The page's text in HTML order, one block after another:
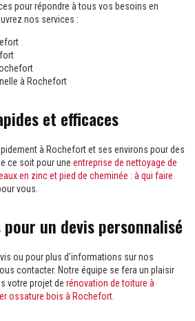
pour répondre à tous vos besoins en
nos services :
à Rochefort
et efficaces
à Rochefort et ses environs pour des
ce soit pour une entreprise de nettoyage de
en zinc et pied de cheminée : à qui faire
vous.
un devis personnalisé
ou pour plus d'informations sur nos
contacter. Notre équipe se fera un plaisir
votre projet de rénovation de toiture à
ossature bois à Rochefort.